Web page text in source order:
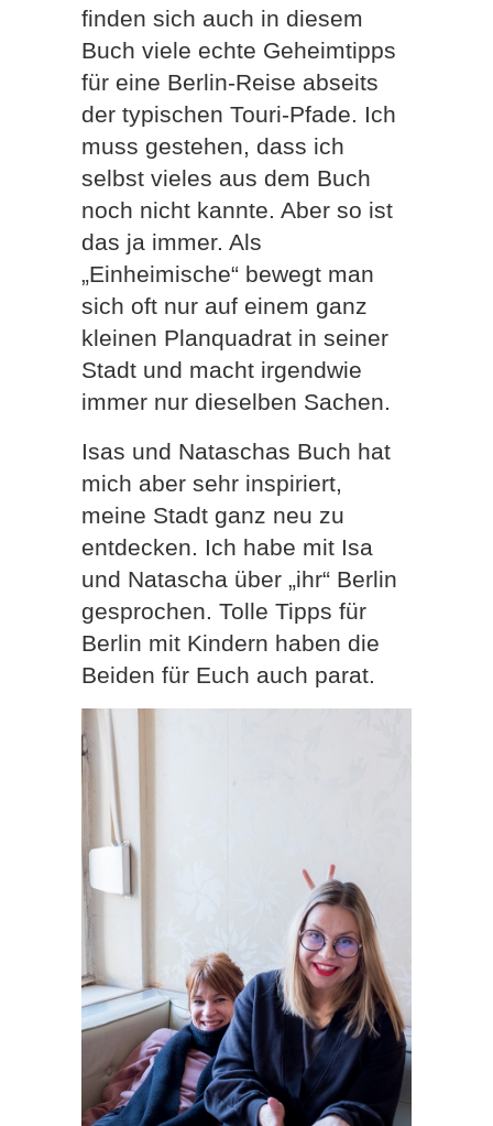
finden sich auch in diesem
Buch viele echte Geheimtipps
für eine Berlin-Reise abseits
der typischen Touri-Pfade. Ich
muss gestehen, dass ich
selbst vieles aus dem Buch
noch nicht kannte. Aber so ist
das ja immer. Als
„Einheimische“ bewegt man
sich oft nur auf einem ganz
kleinen Planquadrat in seiner
Stadt und macht irgendwie
immer nur dieselben Sachen.
Isas und Nataschas Buch hat
mich aber sehr inspiriert,
meine Stadt ganz neu zu
entdecken. Ich habe mit Isa
und Natascha über „ihr“ Berlin
gesprochen. Tolle Tipps für
Berlin mit Kindern haben die
Beiden für Euch auch parat.